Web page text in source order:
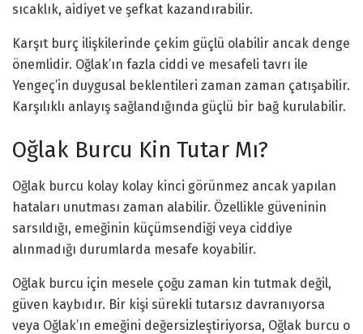
sıcaklık, aidiyet ve şefkat kazandırabilir.
Karşıt burç ilişkilerinde çekim güçlü olabilir ancak denge
önemlidir. Oğlak’ın fazla ciddi ve mesafeli tavrı ile
Yengeç’in duygusal beklentileri zaman zaman çatışabilir.
Karşılıklı anlayış sağlandığında güçlü bir bağ kurulabilir.
Oğlak Burcu Kin Tutar Mı?
Oğlak burcu kolay kolay kinci görünmez ancak yapılan
hataları unutması zaman alabilir. Özellikle güveninin
sarsıldığı, emeğinin küçümsendiği veya ciddiye
alınmadığı durumlarda mesafe koyabilir.
Oğlak burcu için mesele çoğu zaman kin tutmak değil,
güven kaybıdır. Bir kişi sürekli tutarsız davranıyorsa
veya Oğlak’ın emeğini değersizleştiriyorsa, Oğlak burcu o